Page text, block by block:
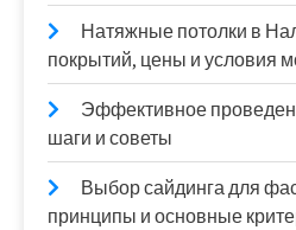
Натяжные потолки в
покрытий, цены и условия
Эффективное
шаги и советы
Выбор сайдинга для
принципы и основные